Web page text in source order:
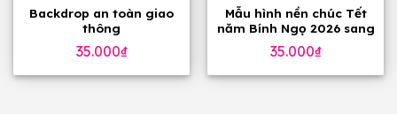
Backdrop an toàn giao
thông
35.000₫
Mẫu hình nền chúc Tết
năm Bính Ngọ 2026 sang
trọng
35.000₫